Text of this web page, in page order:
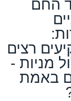
החם
רצים
מניות -
באמת